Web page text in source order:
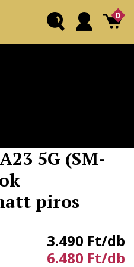
0
5G (SM-
piros
3.490 Ft/db
6.480 Ft/db